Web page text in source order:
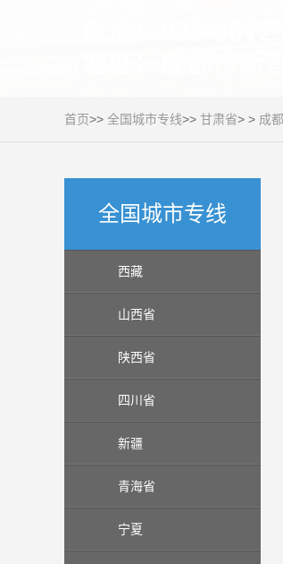
首页>> 全国城市专线>> 甘肃省> > 成
全国城市专线
西藏
山西省
陕西省
四川省
新疆
青海省
宁夏